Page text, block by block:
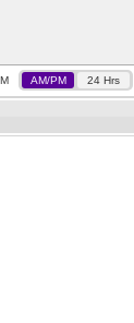
AM/PM 24 Hrs